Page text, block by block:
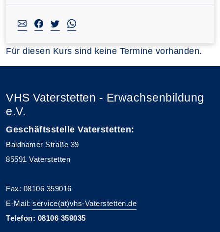
Für diesen Kurs sind keine Termine vorhanden.
VHS Vaterstetten - Erwachsenbildung
e.V.
Geschäftsstelle Vaterstetten:
Baldhamer Straße 39
85591 Vaterstetten
Fax: 08106 359016
E-Mail: service(at)vhs-Vaterstetten.de
Telefon: 08106 359035